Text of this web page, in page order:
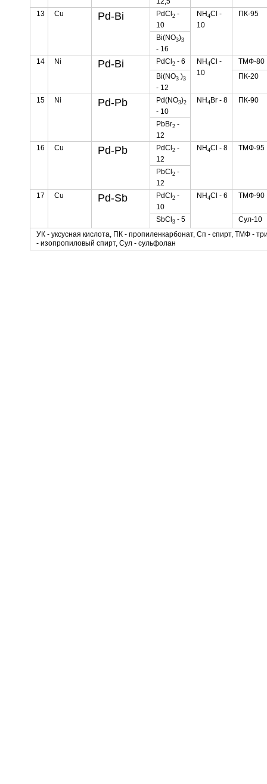
13
Cu Pd-Bi PdCl 2-
10
NH4Cl -
10
ПК-95
Bi(NO3)3
- 16
14
Ni Pd-Bi PdCl 2- 6 NH4Cl -
10
ТМФ-80
Bi(NO3)3
- 12
ПК-20
15 Ni Pd-Pb Pd(NO3)2
- 10
NH4 Br - 8 ПК-90
PbBr2-
12
16
Cu Pd-Pb PdCl 2-
12
NH4Cl - 8 ТМФ-95
PbCl 2-
12
17
Cu Pd-Sb PdCl 2-
10
NH4Cl - 6 ТМФ-90
SbCl 3- 5
Сул-10
УК - уксусная кислота, ПК - пропиленкарбонат, Сп - спирт, ТМФ -
- изопропиловый спирт, Сул - сульфолан